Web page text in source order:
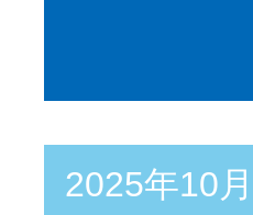
2025年10